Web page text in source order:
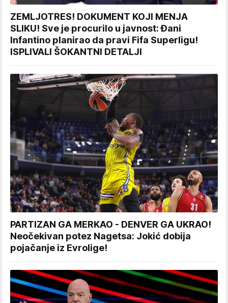
ZEMLJOTRES! DOKUMENT KOJI MENJA
SLIKU! Sve je procurilo u javnost: Đani
Infantino planirao da pravi Fifa Superligu!
ISPLIVALI ŠOKANTNI DETALJI
PARTIZAN GA MERKAO - DENVER GA UKRAO!
Neočekivan potez Nagetsa: Jokić dobija
pojačanje iz Evrolige!